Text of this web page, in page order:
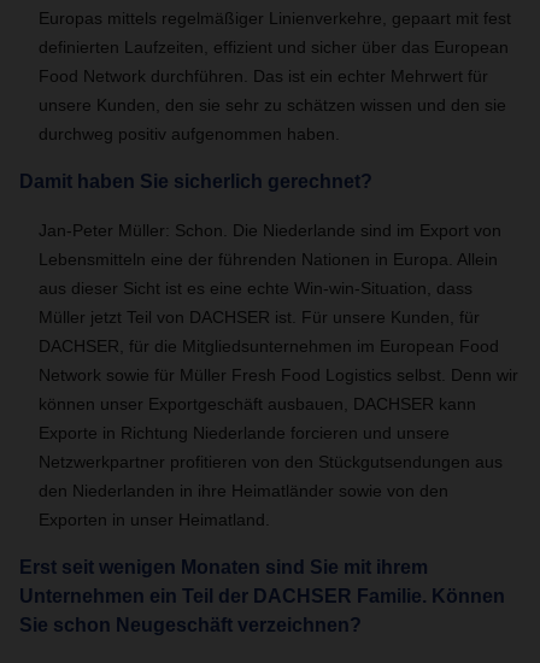
Europas mittels regelmäßiger Linienverkehre, gepaart mit fest
definierten Laufzeiten, effizient und sicher über das European
Food Network durchführen. Das ist ein echter Mehrwert für
unsere Kunden, den sie sehr zu schätzen wissen und den sie
durchweg positiv aufgenommen haben.
Damit haben Sie sicherlich gerechnet?
Jan-Peter Müller: Schon. Die Niederlande sind im Export von
Lebensmitteln eine der führenden Nationen in Europa. Allein
aus dieser Sicht ist es eine echte Win-win-Situation, dass
Müller jetzt Teil von DACHSER ist. Für unsere Kunden, für
DACHSER, für die Mitgliedsunternehmen im European Food
Network sowie für Müller Fresh Food Logistics selbst. Denn wir
können unser Exportgeschäft ausbauen, DACHSER kann
Exporte in Richtung Niederlande forcieren und unsere
Netzwerkpartner profitieren von den Stückgutsendungen aus
den Niederlanden in ihre Heimatländer sowie von den
Exporten in unser Heimatland.
Erst seit wenigen Monaten sind Sie mit ihrem
Unternehmen ein Teil der DACHSER Familie. Können
Sie schon Neugeschäft verzeichnen?